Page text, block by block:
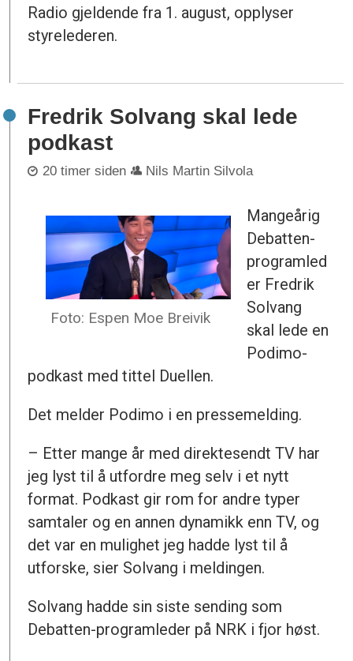
Radio gjeldende fra 1. august, opplyser
styrelederen.
Fredrik Solvang skal lede
podkast
20 timer siden Nils Martin Silvola
Foto: Espen Moe Breivik
Mangeårig
Debatten-
programled
er Fredrik
Solvang
skal lede en
Podimo-
podkast med tittel Duellen.
Det melder Podimo i en pressemelding.
– Etter mange år med direktesendt TV har
jeg lyst til å utfordre meg selv i et nytt
format. Podkast gir rom for andre typer
samtaler og en annen dynamikk enn TV, og
det var en mulighet jeg hadde lyst til å
utforske, sier Solvang i meldingen.
Solvang hadde sin siste sending som
Debatten-programleder på NRK i fjor høst.